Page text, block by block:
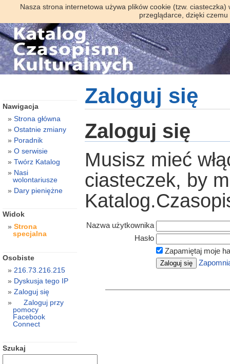
Nasza strona internetowa używa plików cookie (tzw.
przeglądarce, dzięki
Zaloguj się
Zaloguj się
Musisz mieć
ciasteczek, by
Nazwa użytkownika
Hasło
Zapamiętaj moje
Nawigacja
Strona główna
Ostatnie zmiany
Poradnik
O serwisie
Twórz Katalog
Nasi
wolontariusze
Dary pieniężne
Widok
Strona
specjalna
Osobiste
216.73.216.215
Dyskusja tego IP
Zaloguj się
Zaloguj przy
pomocy
Facebook
Connect
Szukaj